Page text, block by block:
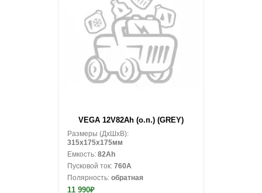
VEGA 12V82Ah (о.п.) (GREY)
Размеры (ДxШxВ):
315x175x175мм
Емкость: 82Ah
Пусковой ток: 760A
Полярность: обратная
11 990₽